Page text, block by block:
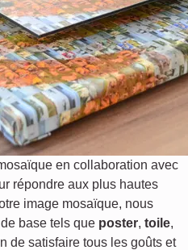
en collaboration avec
répondre aux plus hautes
image mosaïque, nous
base tels que poster, toile,
de satisfaire tous les goûts et